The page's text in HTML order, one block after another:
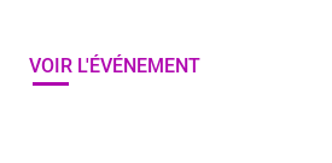
VOIR L'ÉVÉNEMENT